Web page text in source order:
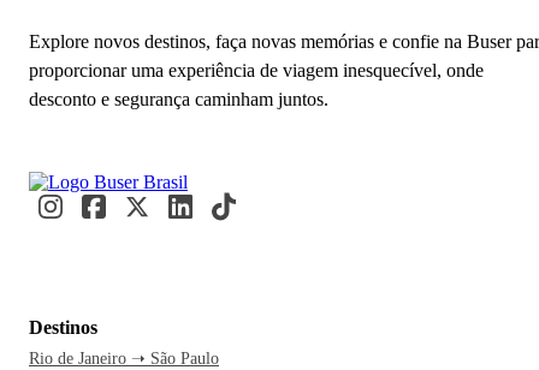
Explore novos destinos, faça novas memórias e confie na Buser
proporcionar uma experiência de viagem inesquecível, onde
desconto e segurança caminham juntos.
Destinos
Rio de Janeiro ➝ São Paulo